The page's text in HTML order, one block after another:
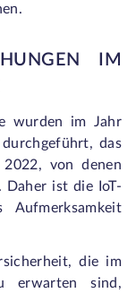
IM
wurden im Jahr
das
von denen
Daher ist die IoT-
die im
erwarten sind,